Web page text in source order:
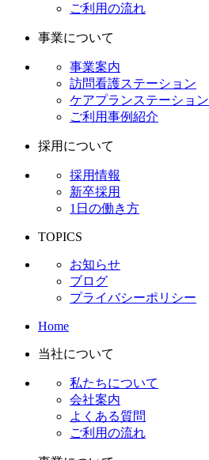
ご利用の流れ
事業について
事業案内
訪問看護ステーション
ケアプランステーション
ご利用事例紹介
採用について
採用情報
新卒採用
1日の働き方
TOPICS
お知らせ
ブログ
プライバシーポリシー
Home
当社について
私たちについて
会社案内
よくある質問
ご利用の流れ